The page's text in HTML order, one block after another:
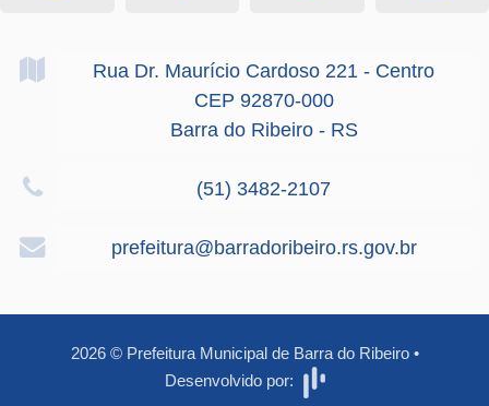
Rua Dr. Maurício Cardoso 221 - Centro
CEP 92870-000
Barra do Ribeiro - RS
(51) 3482-2107
prefeitura@barradoribeiro.rs.gov.br
2026 © Prefeitura Municipal de Barra do Ribeiro •
Desenvolvido por: